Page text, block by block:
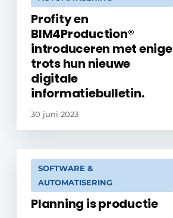
Profity en
BIM4Production®
introduceren met enige
trots hun nieuwe
digitale
informatiebulletin.
30 juni 2023
SOFTWARE &
AUTOMATISERING
Planning is productie